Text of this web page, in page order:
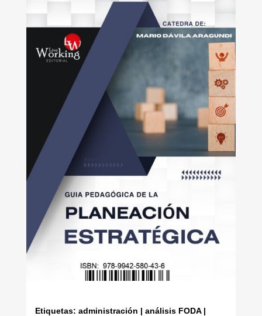
Etiquetas: administración | análisis FODA |